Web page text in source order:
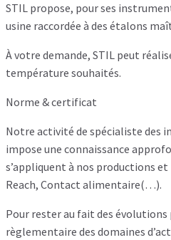
STIL propose, pour ses
usine raccordée à des étalons
À votre demande, STIL peut
température souhaités.
Norme & certificat
Notre activité de spécialiste des
impose une connaissance
s’appliquent à nos productions
Reach, Contact alimentaire(…).
Pour rester au fait des
règlementaire des domaines